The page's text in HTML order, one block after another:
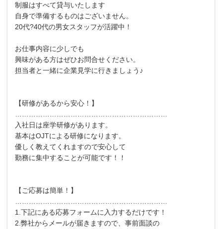
制服はすべて貸与いたします
自身で準備するものはございません。
20代?40代の男女スタッフが活躍中！
お仕事内容に少しでも
興味がある方はぜひお問合せください。
担当者と一緒に企業見学に行きましょう♪
【研修があるから安心！】
入社日は座学研修があります。
基本はOJTによる研修になります。
優しく教えてくれますので安心して
勤務に集中することが可能です！！
【ご応募は簡単！】
1.下記にある応募フォームに入力するだけです！
2.弊社からメールが届きますので、事前面談の